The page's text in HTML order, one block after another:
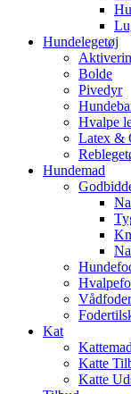
Hundelegetøj
Bolde
Pivedyr
Hvalpe
Latex &
Hundemad
Vådfoder
Kat
Kattemad
Katte
Katte